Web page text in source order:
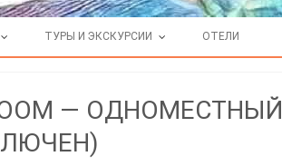
ТУРЫ И ЭКСКУРСИИ ОТЕЛИ
— ОДНОМЕСТНЫЙ